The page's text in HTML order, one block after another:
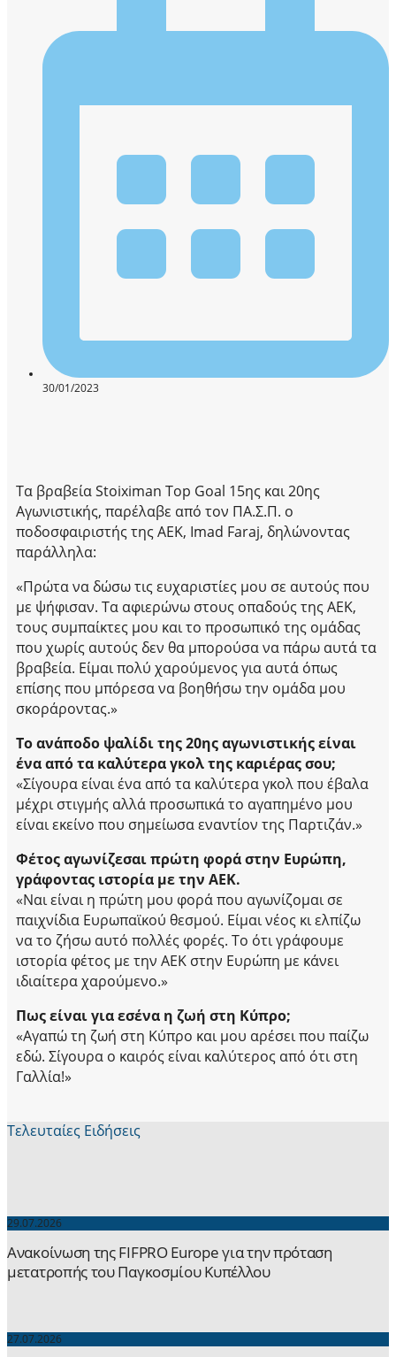
30/01/2023
Τα βραβεία Stoiximan Top Goal 15ης και 20ης
Αγωνιστικής, παρέλαβε από τον ΠΑ.Σ.Π. ο
ποδοσφαιριστής της ΑΕΚ, Imad Faraj, δηλώνοντας
παράλληλα:
«Πρώτα να δώσω τις ευχαριστίες μου σε αυτούς που
με ψήφισαν. Τα αφιερώνω στους οπαδούς της ΑΕΚ,
τους συμπαίκτες μου και το προσωπικό της ομάδας
που χωρίς αυτούς δεν θα μπορούσα να πάρω αυτά τα
βραβεία. Είμαι πολύ χαρούμενος για αυτά όπως
επίσης που μπόρεσα να βοηθήσω την ομάδα μου
σκοράροντας.»
Το ανάποδο ψαλίδι της 20ης αγωνιστικής είναι
ένα από τα καλύτερα γκολ της καριέρας σου;
«Σίγουρα είναι ένα από τα καλύτερα γκολ που έβαλα
μέχρι στιγμής αλλά προσωπικά το αγαπημένο μου
είναι εκείνο που σημείωσα εναντίoν της Παρτιζάν.»
Φέτος αγωνίζεσαι πρώτη φορά στην Ευρώπη,
γράφοντας ιστορία με την ΑΕΚ.
«Ναι είναι η πρώτη μου φορά που αγωνίζομαι σε
παιχνίδια Ευρωπαϊκού θεσμού. Είμαι νέος κι ελπίζω
να το ζήσω αυτό πολλές φορές. Το ότι γράφουμε
ιστορία φέτος με την ΑΕΚ στην Ευρώπη με κάνει
ιδιαίτερα χαρούμενο.»
Πως είναι για εσένα η ζωή στη Κύπρο;
«Αγαπώ τη ζωή στη Κύπρο και μου αρέσει που παίζω
εδώ. Σίγουρα ο καιρός είναι καλύτερος από ότι στη
Γαλλία!»
Τελευταίες Ειδήσεις
29.07.2026
Ανακοίνωση της FIFPRO Europe για την πρόταση
μετατροπής του Παγκοσμίου Κυπέλλου
27.07.2026